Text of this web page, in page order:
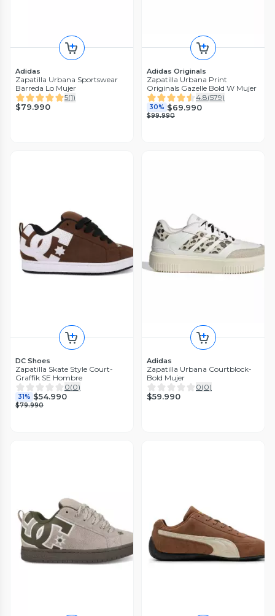
Adidas
Zapatilla Urbana Sportswear
Barreda Lo Mujer
5(1)
$79.990
Adidas Originals
Zapatilla Urbana Print
Originals Gazelle Bold W Mujer
4.8(579)
30% $69.990
$99.990
DC Shoes
Zapatilla Skate Style Court-
Graffik SE Hombre
0(0)
31% $54.990
$79.990
Adidas
Zapatilla Urbana Courtblock-
Bold Mujer
0(0)
$59.990